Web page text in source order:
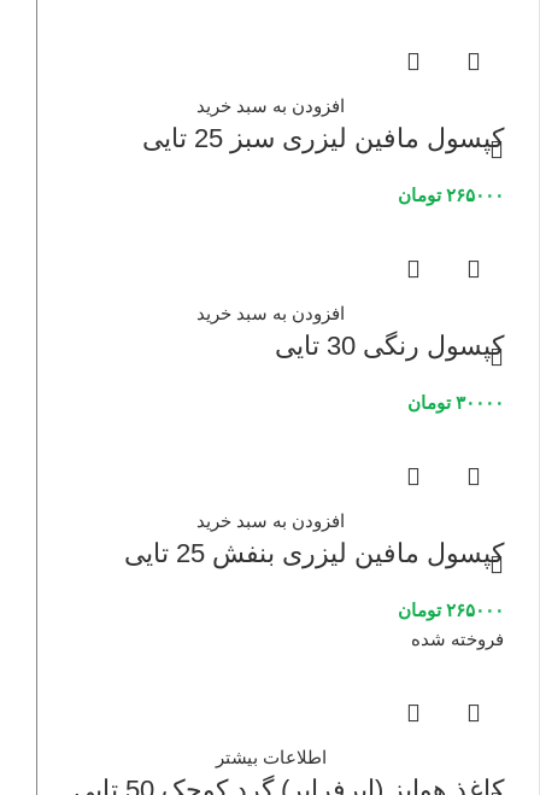
افزودن به سبد خرید
کپسول مافین لیزری سبز 25 تایی
۲۶۵۰۰۰ تومان
افزودن به سبد خرید
کپسول رنگی 30 تایی
۳۰۰۰۰ تومان
افزودن به سبد خرید
کپسول مافین لیزری بنفش 25 تایی
۲۶۵۰۰۰ تومان
فروخته شده
اطلاعات بیشتر